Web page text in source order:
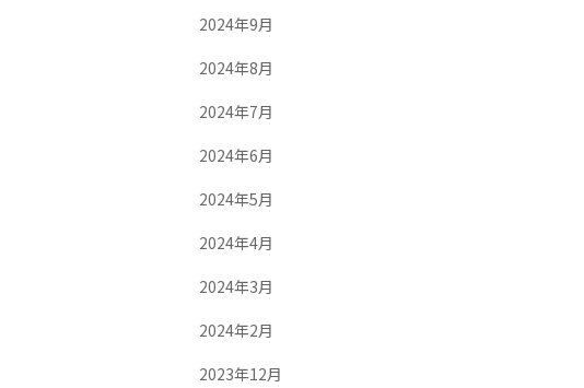
2024年9月
2024年8月
2024年7月
2024年6月
2024年5月
2024年4月
2024年3月
2024年2月
2023年12月